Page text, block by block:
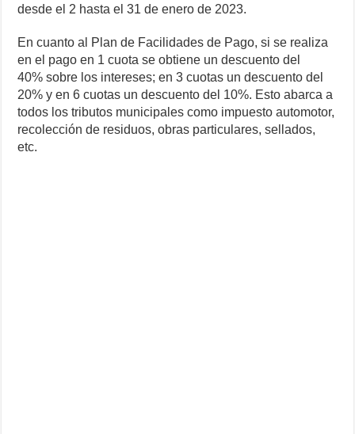
desde el 2 hasta el 31 de enero de 2023.
En cuanto al Plan de Facilidades de Pago, si se realiza
en el pago en 1 cuota se obtiene un descuento del
40% sobre los intereses; en 3 cuotas un descuento del
20% y en 6 cuotas un descuento del 10%. Esto abarca a
todos los tributos municipales como impuesto automotor,
recolección de residuos, obras particulares, sellados,
etc.